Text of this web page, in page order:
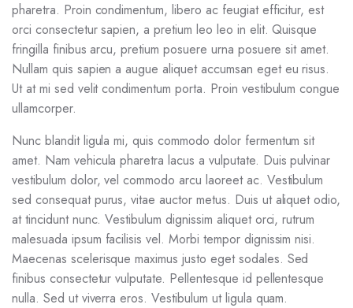
pharetra. Proin condimentum, libero ac feugiat efficitur, est
orci consectetur sapien, a pretium leo leo in elit. Quisque
fringilla finibus arcu, pretium posuere urna posuere sit amet.
Nullam quis sapien a augue aliquet accumsan eget eu risus.
Ut at mi sed velit condimentum porta. Proin vestibulum congue
ullamcorper.
Nunc blandit ligula mi, quis commodo dolor fermentum sit
amet. Nam vehicula pharetra lacus a vulputate. Duis pulvinar
vestibulum dolor, vel commodo arcu laoreet ac. Vestibulum
sed consequat purus, vitae auctor metus. Duis ut aliquet odio,
at tincidunt nunc. Vestibulum dignissim aliquet orci, rutrum
malesuada ipsum facilisis vel. Morbi tempor dignissim nisi.
Maecenas scelerisque maximus justo eget sodales. Sed
finibus consectetur vulputate. Pellentesque id pellentesque
nulla. Sed ut viverra eros. Vestibulum ut ligula quam.